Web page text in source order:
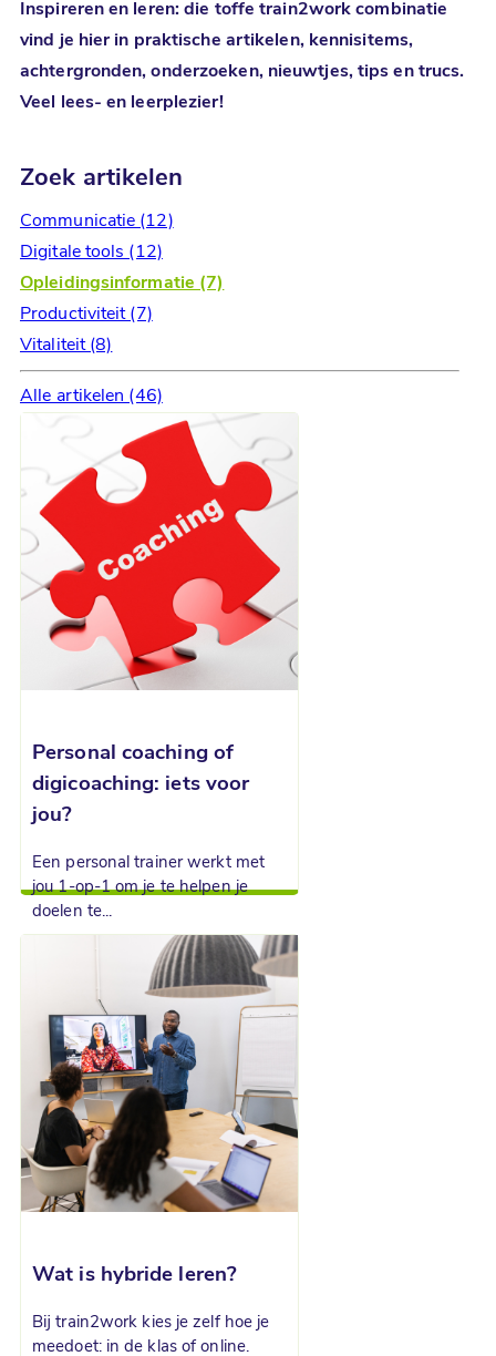
Inspireren en leren: die toffe train2work combinatie
vind je hier in praktische artikelen, kennisitems,
achtergronden, onderzoeken, nieuwtjes, tips en trucs.
Veel lees- en leerplezier!
Zoek artikelen
Communicatie (12)
Digitale tools (12)
Opleidingsinformatie (7)
Productiviteit (7)
Vitaliteit (8)
Alle artikelen (46)
Personal coaching of
digicoaching: iets voor
jou?
Een personal trainer werkt met
jou 1-op-1 om je te helpen je
doelen te...
Wat is hybride leren?
Bij train2work kies je zelf hoe je
meedoet: in de klas of online.